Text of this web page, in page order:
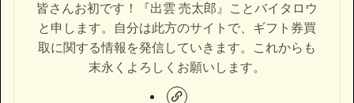
皆さんお初です！『出雲 売太郎』ことバイタロウ
と申します。自分は此方のサイトで、ギフト券買
取に関する情報を発信していきます。これからも
末永くよろしくお願いします。